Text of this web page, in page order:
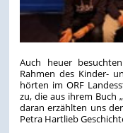
Auch heuer
Rahmen des Kinder-
hörten im ORF
zu, die aus ihrem Buch
daran erzählten uns
Petra Hartlieb